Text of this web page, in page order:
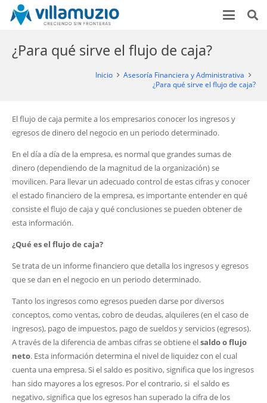
¿Para qué sirve el flujo de caja?
Inicio
Asesoría Financiera y Administrativa
¿Para qué sirve el flujo de caja?
El flujo de caja permite a los empresarios conocer los ingresos y
egresos de dinero del negocio en un periodo determinado.
En el día a día de la empresa, es normal que grandes sumas de
dinero (dependiendo de la magnitud de la organización) se
movilicen. Para llevar un adecuado control de estas cifras y conocer
el estado financiero de la empresa, es importante entender en qué
consiste el flujo de caja y qué conclusiones se pueden obtener de
esta información.
¿Qué es el flujo de caja?
Se trata de un informe financiero que detalla los ingresos y egresos
que se dan en el negocio en un periodo determinado.
Tanto los ingresos como egresos pueden darse por diversos
conceptos, como ventas, cobro de deudas, alquileres (en el caso de
ingresos), pago de impuestos, pago de sueldos y servicios (egresos).
A través de la diferencia de ambas cifras se obtiene elsaldo o flujo
neto. Esta información determina el nivel de liquidez con el cual
cuenta una empresa. Si el saldo es positivo, significa que los ingresos
han sido mayores a los egresos. Por el contrario, si el saldo es
negativo, significa que los egresos han superado la cifra de los